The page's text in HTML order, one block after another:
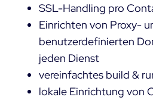
SSL-Handling pro
Einrichten von Proxy-
benutzerdefinierten
jeden Dienst
vereinfachtes build &
lokale Einrichtung von